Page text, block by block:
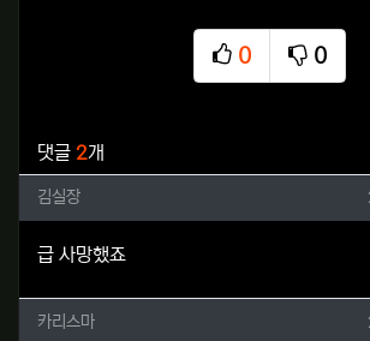
0
추천
0
비추천
댓글 2개
김실장님의 댓글
김실장
급 사망했죠
카리스마님의 댓글
카리스마